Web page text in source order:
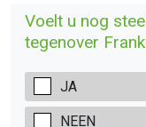
Voelt u nog
tegenover
JA
NEEN